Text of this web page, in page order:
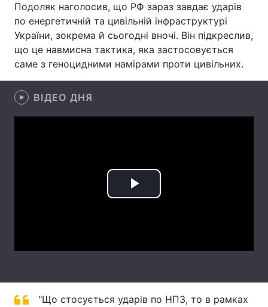
Екологія Регіони
Лонгріди
Відео з Youtube
Інтерв'ю Думки
Подоляк наголосив, що РФ зараз завдає ударів
по енергетичній та цивільній інфраструктурі
України, зокрема й сьогодні вночі. Він підкреслив,
що це навмисна тактика, яка застосовується
саме з геноцидними намірами проти цивільних.
ВІДЕО ДНЯ
Play
"Що стосується ударів по НПЗ, то в рамках